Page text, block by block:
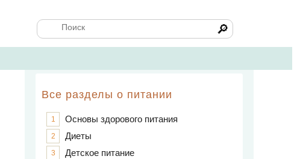
🔎
Все разделы о питании
1 Основы здорового питания
2 Диеты
3 Детское питание